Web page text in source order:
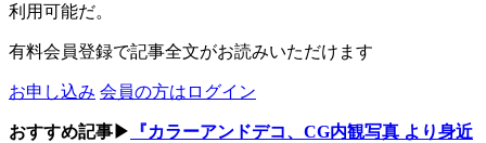
利用可能だ。
有料会員登録で記事全文がお読みいただけます
お申し込み 会員の方はログイン
おすすめ記事▶
『カラーアンドデコ、CG内観写真 より身近